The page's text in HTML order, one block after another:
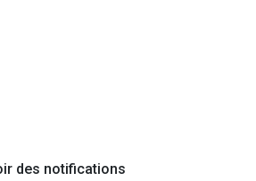
des notifications